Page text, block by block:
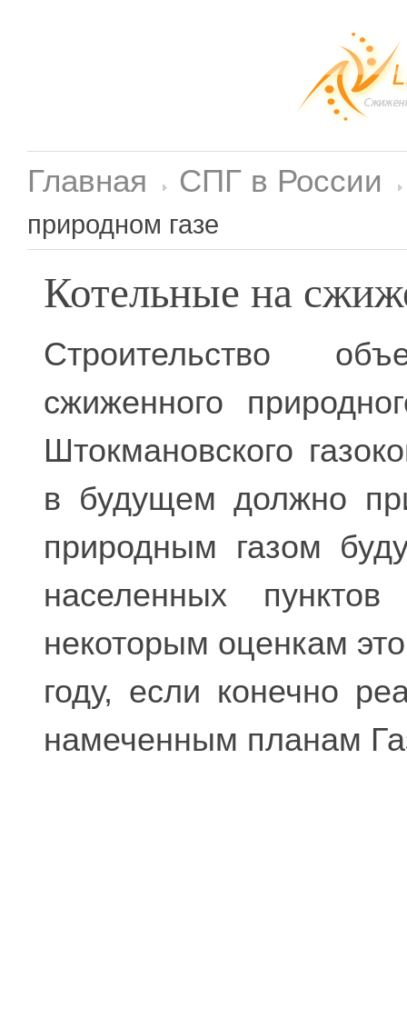
Главная СПГ в России
природном газе
Котельные на
Строительство
сжиженного
Штокмановского
в будущем должно
природным газом
населенных
некоторым оценкам
году, если конечно
намеченным планам